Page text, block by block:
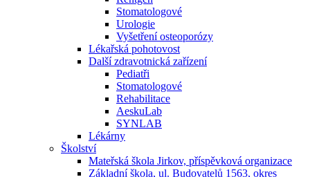
Stomatologové
Urologie
Vyšetření osteoporózy
Lékařská pohotovost
Další zdravotnická zařízení
Pediatři
Stomatologové
Rehabilitace
AeskuLab
SYNLAB
Lékárny
Školství
Mateřská škola Jirkov, příspěvková organizace
Základní škola, ul. Budovatelů 1563, okres